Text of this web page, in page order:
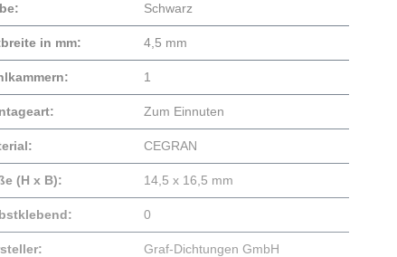
Schwarz
in mm: 4,5 mm
1
Zum Einnuten
CEGRAN
(H x B): 14,5 x 16,5 mm
0
Graf-Dichtungen GmbH